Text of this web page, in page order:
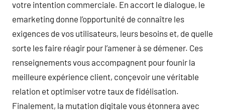
votre intention commerciale. En accort le dialogue, le
emarketing donne l’opportunité de connaître les
exigences de vos utilisateurs, leurs besoins et, de quelle
sorte les faire réagir pour l’amener à se démener. Ces
renseignements vous accompagnent pour founir la
meilleure expérience client, conçevoir une véritable
relation et optimiser votre taux de fidélisation.
Finalement, la mutation digitale vous étonnera avec